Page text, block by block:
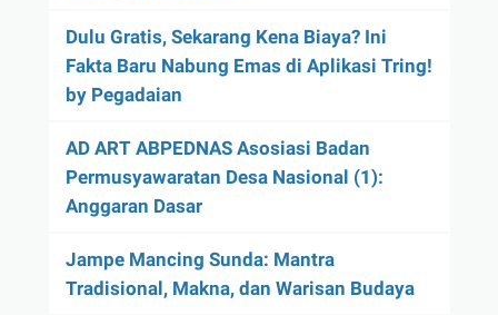
Dulu Gratis, Sekarang Kena Biaya? Ini
Fakta Baru Nabung Emas di Aplikasi Tring!
by Pegadaian
AD ART ABPEDNAS Asosiasi Badan
Permusyawaratan Desa Nasional (1):
Anggaran Dasar
Jampe Mancing Sunda: Mantra
Tradisional, Makna, dan Warisan Budaya